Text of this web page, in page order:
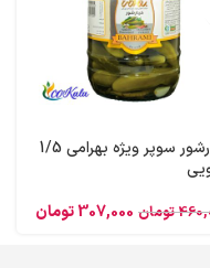
خیارشور سوپر ویژه بهرامی 1/5
تومان 307,000تومان